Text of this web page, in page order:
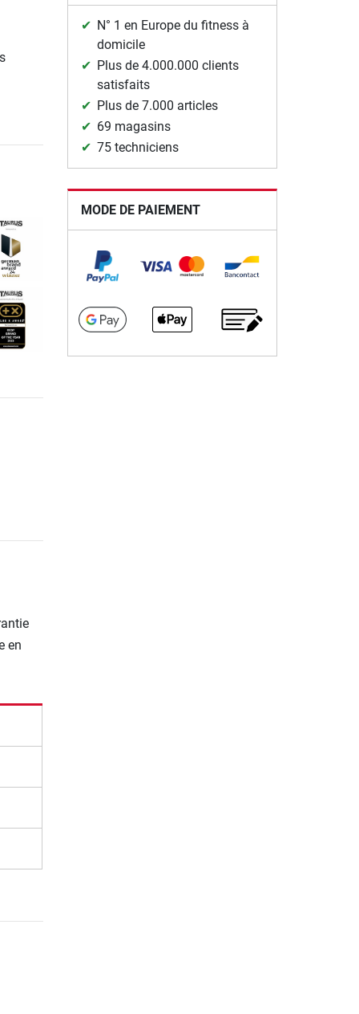
en
N° 1 en Europe du fitness à
domicile
Plus de 4.000.000 clients
satisfaits
Plus de 7.000 articles
69 magasins
75 techniciens
MODE DE PAIEMENT